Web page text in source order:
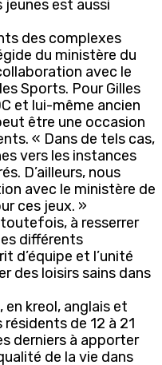
est aussi
des complexes
du ministère du
avec le
Sports. Pour Gilles
et lui-même ancien
être une occasion
« Dans de tels cas,
vers les instances
D’ailleurs, nous
avec le ministère de
ces jeux. »
à resserrer
différents
d’équipe et l’unité
des loisirs sains dans
kreol, anglais et
de 12 à 21
derniers à apporter
de la vie dans